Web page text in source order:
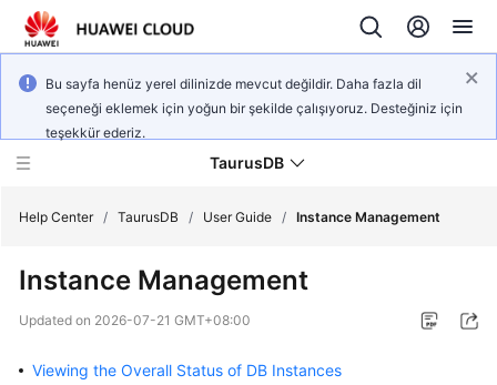
Bu sayfa henüz yerel dilinizde mevcut değildir. Daha fazla dil
seçeneği eklemek için yoğun bir şekilde çalışıyoruz. Desteğiniz için
teşekkür ederiz.
TaurusDB
New
Help Center / TaurusDB / User Guide / Instance Management
Instance Management
Updated on 2026-07-21 GMT+08:00
Viewing the Overall Status of DB Instances